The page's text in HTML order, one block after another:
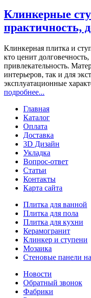
Клинкерные
практичность,
Клинкерная плитка и
кто ценит
привлекательность.
интерьеров, так и для
эксплуатационные
подробнее...
Главная
Каталог
Оплата
Доставка
3D Дизайн
Укладка
Вопрос-ответ
Статьи
Контакты
Карта сайта
Плитка для ванной
Плитка для пола
Плитка для кухни
Керамогранит
Клинкер и ступени
Мозаика
Стеновые панели
Новости
Обратный звонок
Фабрики